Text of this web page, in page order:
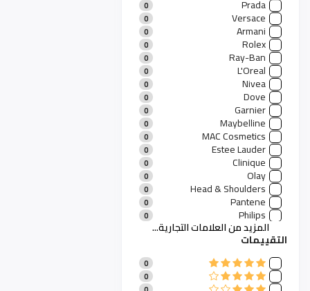
Bags
0
Glasses
0
منتجات نسائية 11
الأزياء والعطور 0
منتجات منزلية 1
مستلزمات وألعاب الأطفال 0
Sports Products
0
Packing Materials
0
Hardware
0
Watches
0
Sunglasses
0
Phones And Tablets
0
Digital Products
0
Prada
0
Versace
0
Armani
0
Rolex
0
Ray-Ban
0
L'Oreal
0
Nivea
0
Dove
0
Garnier
0
Maybelline
0
MAC Cosmetics
0
Estee Lauder
0
Clinique
0
Olay
0
Head & Shoulders
0
Pantene
0
Philips
0
Bosch
Dyson
Whirlpool
0
Samsung Home
0
LG Appliances
0
المزيد من العلامات التجارية...
التقييمات
0
0